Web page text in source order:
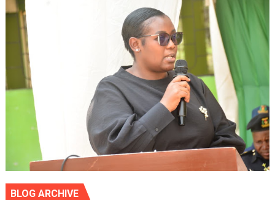
BLOG ARCHIVE